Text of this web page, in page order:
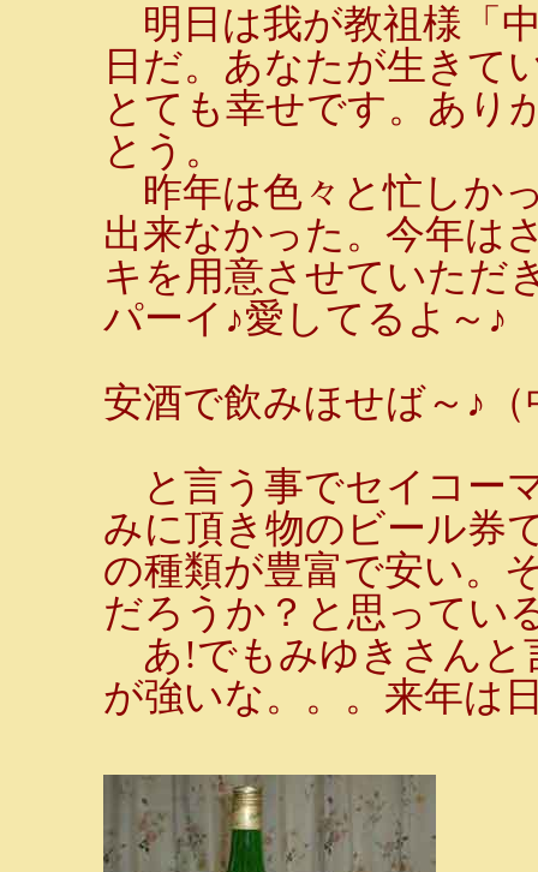
明日は我が教祖様「
日だ。あなたが生きて
とても幸せです。あり
とう。
昨年は色々と忙しか
出来なかった。今年は
キを用意させていただ
パーイ♪愛してるよ～♪
安酒で飲みほせば～♪
と言う事でセイコー
みに頂き物のビール券
の種類が豊富で安い。
だろうか？と思ってい
あ!でもみゆきさんと
が強いな。。。来年は